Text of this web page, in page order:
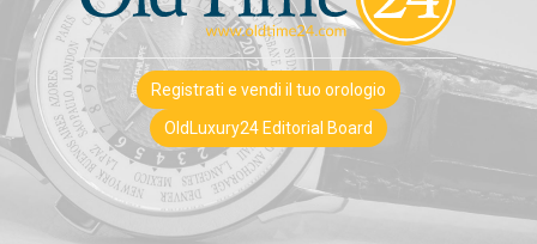
Registrati e vendi il tuo orologio
OldLuxury24 Editorial Board